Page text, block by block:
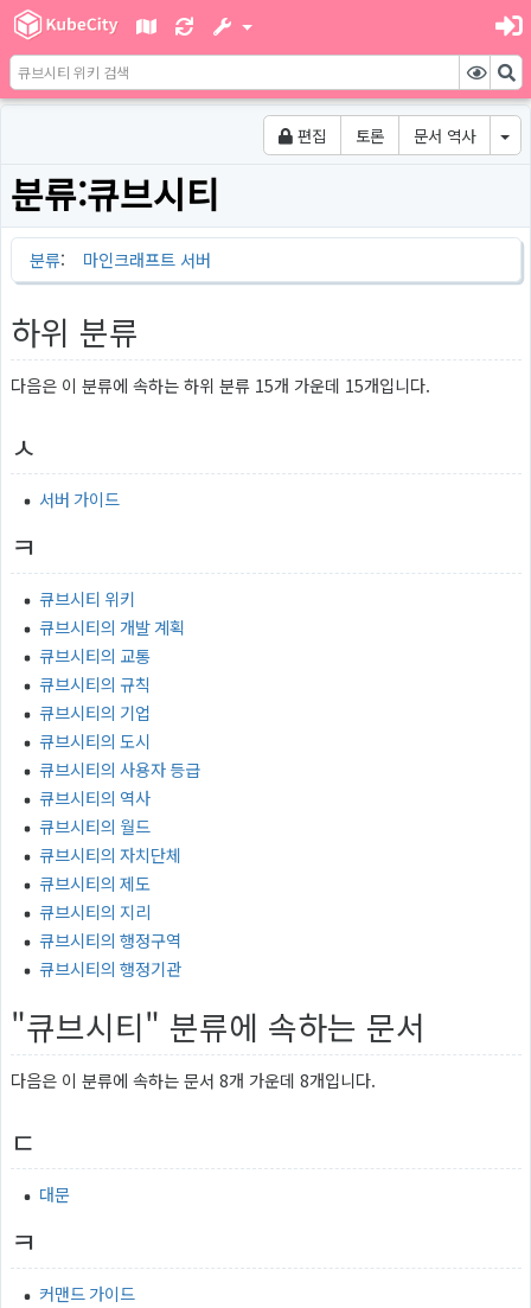
편집 토론 문서 역사
분류:큐브시티
분류: 마인크래프트 서버
하위 분류
다음은 이 분류에 속하는 하위 분류 15개 가운데 15개입니다.
ㅅ
서버 가이드
ㅋ
큐브시티 위키
큐브시티의 개발 계획
큐브시티의 교통
큐브시티의 규칙
큐브시티의 기업
큐브시티의 도시
큐브시티의 사용자 등급
큐브시티의 역사
큐브시티의 월드
큐브시티의 자치단체
큐브시티의 제도
큐브시티의 지리
큐브시티의 행정구역
큐브시티의 행정기관
"큐브시티" 분류에 속하는 문서
다음은 이 분류에 속하는 문서 8개 가운데 8개입니다.
ㄷ
대문
ㅋ
커맨드 가이드